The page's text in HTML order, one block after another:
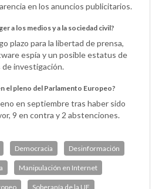
en los anuncios publicitarios.
a los medios y a la sociedad civil?
plazo para la libertad de prensa,
espía y un posible estatus de
investigación.
el pleno del Parlamento Europeo?
en septiembre tras haber sido
9 en contra y 2 abstenciones.
Democracia Desinformación
Manipulación en Internet
Soberanía de la UE